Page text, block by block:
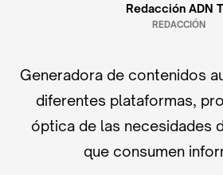
Redacción ADN
REDACCIÓN
Generadora de contenidos
diferentes plataformas,
óptica de las necesidades
que consumen